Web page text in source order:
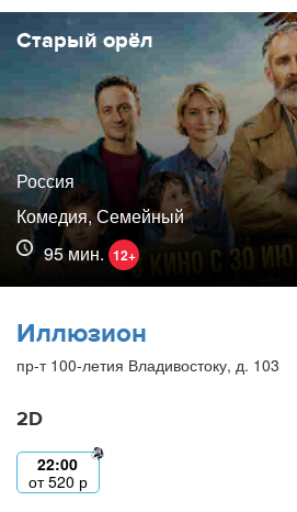
Старый орёл
Россия
Комедия, Семейный
95 мин. 12+
Иллюзион
пр-т 100-летия Владивостоку, д. 103
2D
22:00
от520 р